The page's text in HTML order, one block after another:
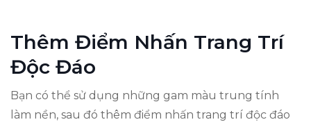
Thêm Điểm Nhấn Trang Trí
Độc Đáo
Bạn có thể sử dụng những gam màu trung tính
làm nền, sau đó thêm điểm nhấn trang trí độc đáo